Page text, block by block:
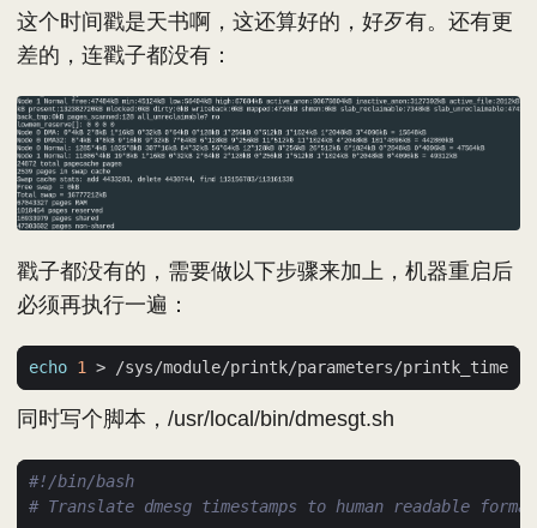
这个时间戳是天书啊，这还算好的，好歹有。还有更
差的，连戳子都没有：
戳子都没有的，需要做以下步骤来加上，机器重启后
必须再执行一遍：
echo 1
同时写个脚本，/usr/local/bin/dmesgt.sh
# Translate dmesg timestamps to human readable format